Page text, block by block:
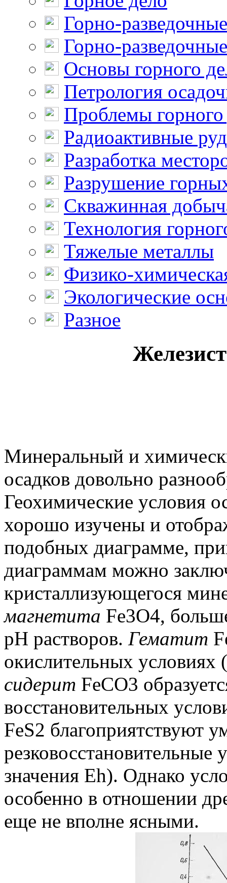
Горно-
Горно-
Основы горного
Петрология
Проблемы горного
Радиоактивные
Разработка
Разрушение
Скважинная
Технология
Тяжелые металлы
Физико-
Экологические
Разное
Минеральный и
осадков довольно
Геохимические условия
хорошо изучены и
подобных диаграмме,
диаграммам можно
кристаллизующегося
магнетита Fe3O4,
pH растворов. Гематит
окислительных условиях
сидерит FeCO3
восстановительных
FeS2 благоприятствуют
резковосстановительные
значения Eh). Однако
особенно в отношении
еще не вполне ясными.